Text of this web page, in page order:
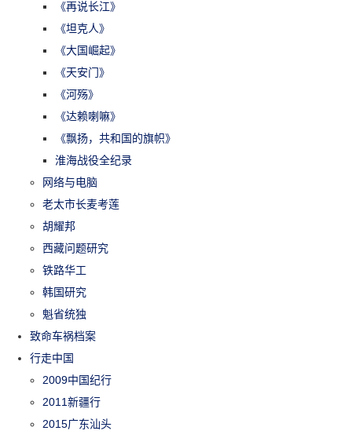
《再说长江》
《坦克人》
《大国崛起》
《天安门》
《河殇》
《达赖喇嘛》
《飘扬，共和国的旗帜》
淮海战役全纪录
网络与电脑
老太市长麦考莲
胡耀邦
西藏问题研究
铁路华工
韩国研究
魁省统独
致命车祸档案
行走中国
2009中国纪行
2011新疆行
2015广东汕头